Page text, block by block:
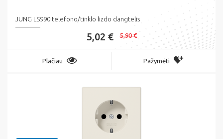
JUNG LS990 telefono/tinklo lizdo dangtelis
5,02 € 5,90 €
Plačiau Pažymėti